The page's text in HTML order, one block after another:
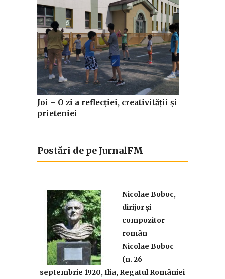
Joi – O zi a reflecției, creativității și
prieteniei
Postări de pe JurnalFM
Nicolae Boboc,
dirijor și
compozitor
român
Nicolae Boboc
(n. 26
septembrie 1920, Ilia, Regatul României